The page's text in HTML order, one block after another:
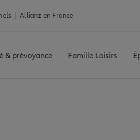
Allianz en France
& prévoyance Famille Loisirs